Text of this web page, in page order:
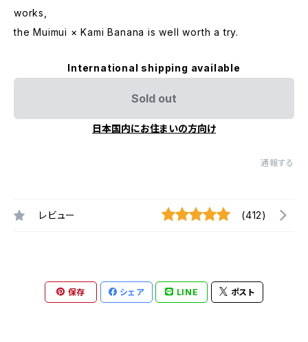
works,
the Muimui × Kami Banana is well worth a try.
International shipping available
Sold out
日本国内にお住まいの方向け
通報する
レビュー (412)
保存 シェア LINE ポスト